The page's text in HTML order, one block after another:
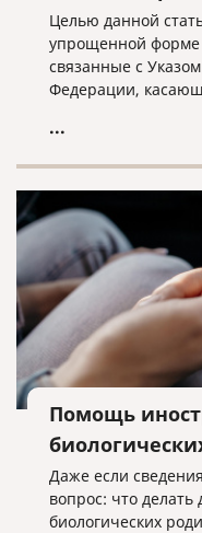
Целью данной
упрощенной
связанные с
Федерации,
заключивших
формирования, а
...
Помощь
Даже если
вопрос: что
биологических